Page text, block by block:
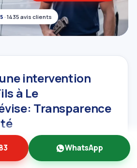
· 1435 avis clients
intervention
à Le
Transparence
nous croyons en la
la clarté de nos services.
WhatsApp